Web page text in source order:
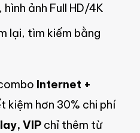
ảnh Full HD/4K
lại, tìm kiếm bằng
Internet +
kiệm hơn 30% chi phí
VIP chỉ thêm từ